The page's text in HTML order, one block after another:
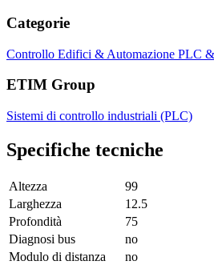
Categorie
Controllo Edifici & Automazione PLC
ETIM Group
Sistemi di controllo industriali (PLC)
Specifiche tecniche
Altezza
99
Larghezza
12.5
Profondità
75
Diagnosi bus
no
Modulo di distanza
no